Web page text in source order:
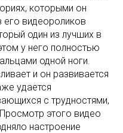
которыми он
его видеороликов
один из лучших в
у него полностью
одной ноги.
и он развивается
удается
с трудностями,
этого видео
настроение